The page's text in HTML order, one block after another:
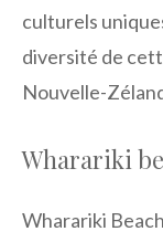
culturels
diversité de
Nouvelle-
Wharariki
Wharariki